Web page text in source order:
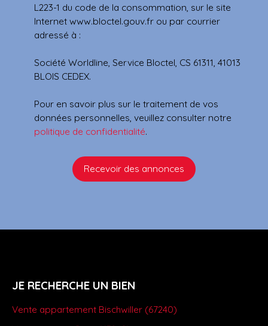
L223-1 du code de la consommation, sur le site
Internet www.bloctel.gouv.fr ou par courrier
adressé à :
Société Worldline, Service Bloctel, CS 61311, 41013
BLOIS CEDEX.
Pour en savoir plus sur le traitement de vos
données personnelles, veuillez consulter notre
politique de confidentialité.
Recevoir des annonces
JE RECHERCHE UN BIEN
Vente appartement Bischwiller (67240)